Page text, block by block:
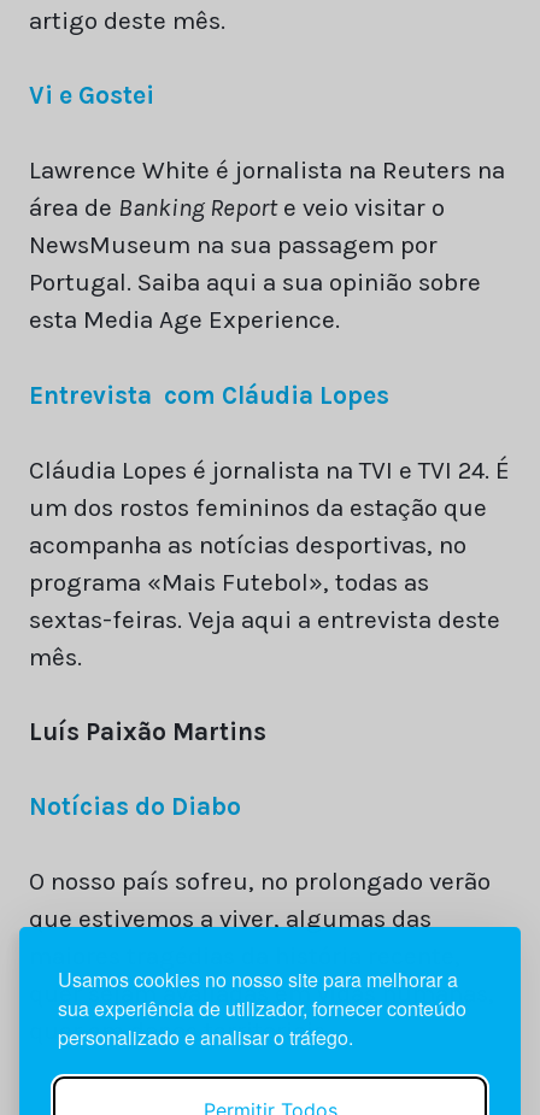
Usamos cookies no nosso site para melhorar a
sua experiência de utilizador, fornecer conteúdo
personalizado e analisar o tráfego.
Permitir Todos
artigo deste mês.
Vi e Gostei
Lawrence White é jornalista na Reuters na
área de Banking Reporte veio visitar o
NewsMuseum na sua passagem por
Portugal. Saiba aqui a sua opinião sobre
esta Media Age Experience.
Entrevista com Cláudia Lopes
Cláudia Lopes é jornalista na TVI e TVI 24. É
um dos rostos femininos da estação que
acompanha as notícias desportivas, no
programa «Mais Futebol», todas as
sextas-feiras. Veja aqui a entrevista deste
mês.
Luís Paixão Martins
Notícias do Diabo
O nosso país sofreu, no prolongado verão
que estivemos a viver, algumas das
quer sejam avaliadas em vidas humanas,
quer em danos territoriais.